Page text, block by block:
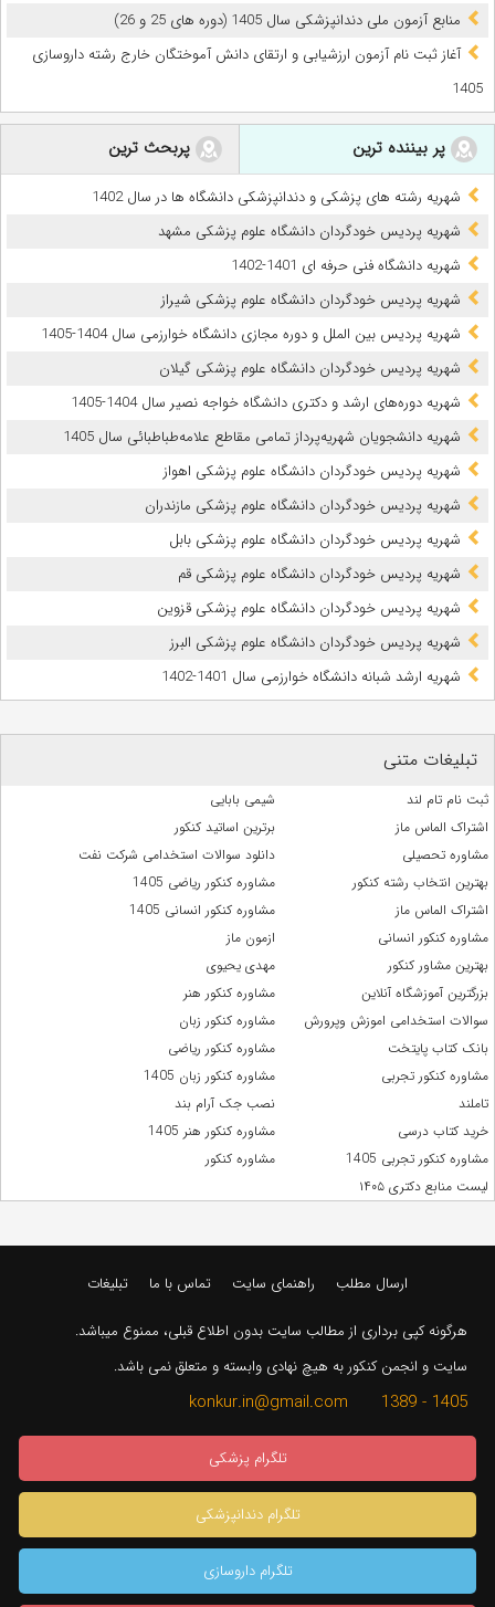
ﻣﻨﺎﺑﻊ آزﻣﻮن ﻣﻠﯽ دندانپزشکی سال 1405 (دوره های 25 و 26)
آغاز ثبت نام آزمون‌ ارزشیابی و ارتقای دانش آموختگان خارج رشته داروسازی
1405
پر بیننده ترین پربحث ترین
شهریه رشته های پزشکی و دندانپزشکی دانشگاه ها در سال 1402
شهریه پردیس خودگردان دانشگاه علوم پزشکی مشهد
شهریه دانشگاه فنی حرفه ای 1401-1402
شهریه پردیس خودگردان دانشگاه علوم پزشکی شیراز
شهریه پردیس بین الملل و دوره مجازی دانشگاه خوارزمی سال 1404-1405
شهریه پردیس خودگردان دانشگاه علوم پزشکی گیلان
شهریه دوره‌های ارشد و دکتری دانشگاه خواجه نصیر سال 1404-1405
شهریه دانشجویان شهریه‌پرداز تمامی مقاطع علامه‌طباطبائی سال 1405
شهریه پردیس خودگردان دانشگاه علوم پزشکی اهواز
شهریه پردیس خودگردان دانشگاه علوم پزشکی مازندران
شهریه پردیس خودگردان دانشگاه علوم پزشکی بابل
شهریه پردیس خودگردان دانشگاه علوم پزشکی قم
شهریه پردیس خودگردان دانشگاه علوم پزشکی قزوین
شهریه پردیس خودگردان دانشگاه علوم پزشکی البرز
شهریه ارشد شبانه دانشگاه خوارزمی سال 1401-1402
تبلیغات متنی
ثبت نام تام لند
شیمی بابایی
اشتراک الماس ماز
برترین اساتید کنکور
مشاوره تحصیلی
دانلود سوالات استخدامی شرکت نفت
بهترین انتخاب رشته کنکور
مشاوره کنکور ریاضی 1405
اشتراک الماس ماز
مشاوره کنکور انسانی 1405
مشاوره کنکور انسانی
ازمون ماز
بهترین مشاور کنکور
مهدی یحیوی
بزرگترین آموزشگاه آنلاین
مشاوره کنکور هنر
سوالات استخدامی اموزش وپرورش
مشاوره کنکور زبان
بانک کتاب پایتخت
مشاوره کنکور ریاضی
مشاوره کنکور تجربی
مشاوره کنکور زبان 1405
تاملند
نصب جک آرام بند
خرید کتاب درسی
مشاوره کنکور هنر 1405
مشاوره کنکور تجربی 1405
مشاوره کنکور
لیست منابع دکتری ۱۴۰۵
ارسال مطلب راهنمای سایت تماس با ما تبلیغات
هرگونه کپی برداری از مطالب سایت بدون اطلاع قبلی، ممنوع میباشد.
سایت و انجمن کنکور به هیچ نهادی وابسته و متعلق نمی باشد.
1405 - 1389 konkur.in@gmail.com
تلگرام پزشکی
تلگرام دندانپزشکی
تلگرام داروسازی